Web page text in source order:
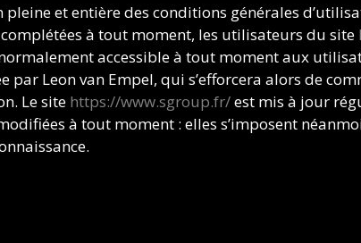
et entière des conditions générales
à tout moment, les utilisateurs du site
accessible à tout moment aux
Leon van Empel, qui s’efforcera alors de
Le site https://www.sgroup.fr/est mis à jour
à tout moment : elles s’imposent